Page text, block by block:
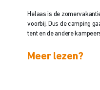
Helaas is de
voorbij. Dus de camping
tent en de andere
Meer lezen?